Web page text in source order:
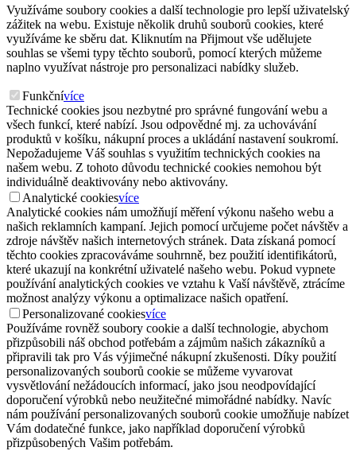
Využíváme soubory cookies a další technologie pro lepší uživatelský
zážitek na webu. Existuje několik druhů souborů cookies, které
využíváme ke sběru dat. Kliknutím na Přijmout vše udělujete
souhlas se všemi typy těchto souborů, pomocí kterých můžeme
naplno využívat nástroje pro personalizaci nabídky služeb.
Funkčnívíce
Technické cookies jsou nezbytné pro správné fungování webu a
všech funkcí, které nabízí. Jsou odpovědné mj. za uchovávání
produktů v košíku, nákupní proces a ukládání nastavení soukromí.
Nepožadujeme Váš souhlas s využitím technických cookies na
našem webu. Z tohoto důvodu technické cookies nemohou být
individuálně deaktivovány nebo aktivovány.
Analytické cookiesvíce
Analytické cookies nám umožňují měření výkonu našeho webu a
našich reklamních kampaní. Jejich pomocí určujeme počet návštěv a
zdroje návštěv našich internetových stránek. Data získaná pomocí
těchto cookies zpracováváme souhrnně, bez použití identifikátorů,
které ukazují na konkrétní uživatelé našeho webu. Pokud vypnete
používání analytických cookies ve vztahu k Vaší návštěvě, ztrácíme
možnost analýzy výkonu a optimalizace našich opatření.
Personalizované cookiesvíce
Používáme rovněž soubory cookie a další technologie, abychom
přizpůsobili náš obchod potřebám a zájmům našich zákazníků a
připravili tak pro Vás výjimečné nákupní zkušenosti. Díky použití
personalizovaných souborů cookie se můžeme vyvarovat
vysvětlování nežádoucích informací, jako jsou neodpovídající
doporučení výrobků nebo neužitečné mimořádné nabídky. Navíc
nám používání personalizovaných souborů cookie umožňuje nabízet
Vám dodatečné funkce, jako například doporučení výrobků
přizpůsobených Vašim potřebám.